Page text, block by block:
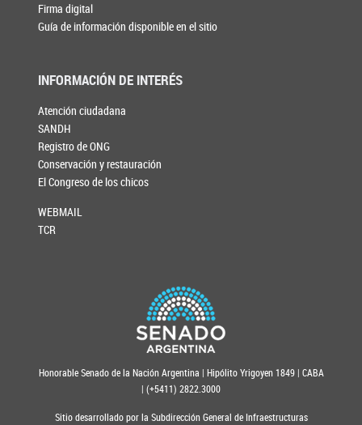
Firma digital
Guía de información disponible en el sitio
INFORMACIÓN DE INTERÉS
Atención ciudadana
SANDH
Registro de ONG
Conservación y restauración
El Congreso de los chicos
WEBMAIL
TCR
Honorable Senado de la Nación Argentina | Hipólito Yrigoyen 1849 | CABA
| (+5411) 2822.3000
Sitio desarrollado por la Subdirección General de Infraestructuras